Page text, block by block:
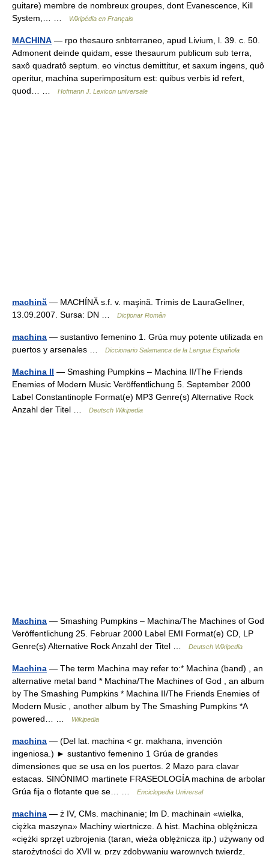
guitare) membre de nombreux groupes, dont Evanescence, Kill
System,… …
Wikipédia en Français
MACHINA — rpo thesauro snbterraneo, apud Livium, l. 39. c. 50.
Admonent deinde quidam, esse thesaurum publicum sub terra,
saxô quadratô septum. eo vinctus demittitur, et saxum ingens, quô
operitur, machina superimpositum est: quibus verbis id refert,
quod… …
Hofmann J. Lexicon universale
machină — MACHÍNĂ s.f. v. maşină. Trimis de LauraGellner,
13.09.2007. Sursa: DN …
Dicționar Român
machina — sustantivo femenino 1. Grúa muy potente utilizada en
puertos y arsenales …
Diccionario Salamanca de la Lengua Española
Machina II — Smashing Pumpkins – Machina II/The Friends
Enemies of Modern Music Veröffentlichung 5. September 2000
Label Constantinople Format(e) MP3 Genre(s) Alternative Rock
Anzahl der Titel …
Deutsch Wikipedia
Machina — Smashing Pumpkins – Machina/The Machines of God
Veröffentlichung 25. Februar 2000 Label EMI Format(e) CD, LP
Genre(s) Alternative Rock Anzahl der Titel …
Deutsch Wikipedia
Machina — The term Machina may refer to:* Machina (band) , an
alternative metal band * Machina/The Machines of God , an album
by The Smashing Pumpkins * Machina II/The Friends Enemies of
Modern Music , another album by The Smashing Pumpkins *A
powered… …
Wikipedia
machina — (Del lat. machina < gr. makhana, invención
ingeniosa.) ► sustantivo femenino 1 Grúa de grandes
dimensiones que se usa en los puertos. 2 Mazo para clavar
estacas. SINÓNIMO martinete FRASEOLOGÍA machina de arbolar
Grúa fija o flotante que se… …
Enciclopedia Universal
machina — ż IV, CMs. machinanie; lm D. machinain «wielka,
ciężka maszyna» Machiny wiertnicze. ∆ hist. Machina oblężnicza
«ciężki sprzęt uzbrojenia (taran, wieża oblężnicza itp.) używany od
starożytności do XVII w. przy zdobywaniu warownych twierdz,